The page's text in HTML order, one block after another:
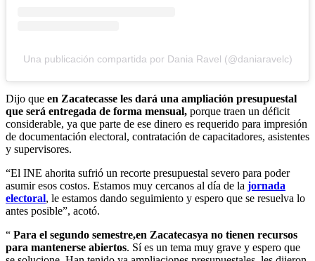
Una publicación compartida por Dania Ravel (@daniaravelc)
Dijo que en Zacatecasse les dará una ampliación presupuestal
que será entregada de forma mensual, porque traen un déficit
considerable, ya que parte de ese dinero es requerido para impresión
de documentación electoral, contratación de capacitadores, asistentes
y supervisores.
“El INE ahorita sufrió un recorte presupuestal severo para poder
asumir esos costos. Estamos muy cercanos al día de la jornada
electoral, le estamos dando seguimiento y espero que se resuelva lo
antes posible”, acotó.
“ Para el segundo semestre,en Zacatecasya no tienen recursos
para mantenerse abiertos. Sí es un tema muy grave y espero que